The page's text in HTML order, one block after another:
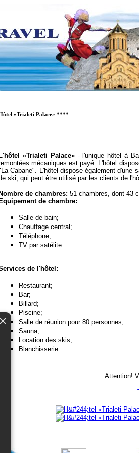
«Trialeti Palace» ****
L'hôtel «Trialeti Palace» - l'unique hôtel à
mécaniques est payé. L'hôtel
Cabane". L'hôtel dispose également d'une
ski, qui peut être utilisé par les clients de
Nombre de chambres: 51 chambres, dont 43
Equipement de chambre:
Salle de bain;
Chauffage central;
Téléphone;
TV par satélite.
de l'hôtel:
Restaurant;
Bar;
Billard;
Piscine;
Salle de réunion pour 80 personnes;
Sauna;
Location des skis;
Blanchisserie.
Attention!
×